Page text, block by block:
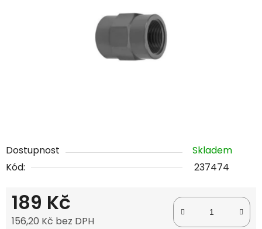
Dostupnost
Skladem
Kód:
237474
189 Kč
156,20 Kč bez DPH